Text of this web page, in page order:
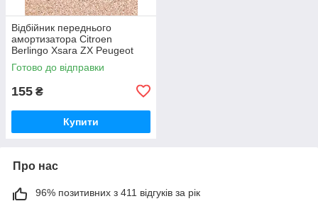
Відбійник переднього
амортизатора Citroen
Berlingo Xsara ZX Peugeot
Partner 306 Сітроен Ситроен
Берлінго Берлинго Ксара ЗХ
Готово до відправки
155 ₴
Купити
Про нас
96% позитивних з 411 відгуків за рік